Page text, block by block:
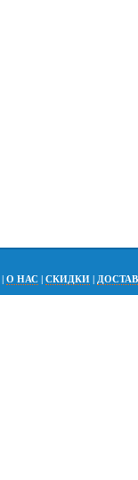
| О НАС | СКИДКИ |